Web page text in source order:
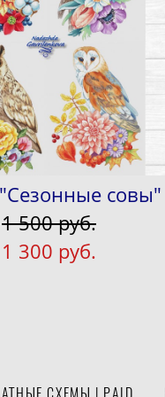
совы"
1 500 pуб.
1 300 pуб.